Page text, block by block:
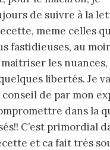
de suivre à la
meme celles
fastidieuses, au
les nuances,
libertés. Je
de par mon
dans la
C’est primordial
et ca fait très